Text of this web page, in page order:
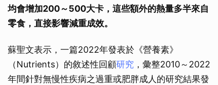
均會增加200～500大卡，這些額外的熱量多半來自
零食，直接影響減重成效。
蘇聖文表示，一篇2022年發表於《營養素》
（Nutrients）的敘述性回顧研究 ，彙整2010～2022
年間針對無慢性疾病之過重或肥胖成人的研究結果發